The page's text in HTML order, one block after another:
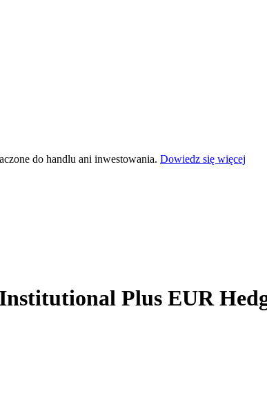
do handlu ani inwestowania. Dowiedz się więcej
Plus EUR